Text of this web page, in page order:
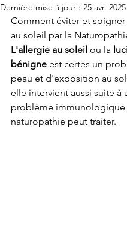
Dernière mise à jour : 25 avr. 2025
Comment éviter et
au soleil par la
L'allergie au soleil ou la
bénigne est certes un
peau et d'exposition au
elle intervient aussi suite à
problème immunologique
naturopathie peut traiter.